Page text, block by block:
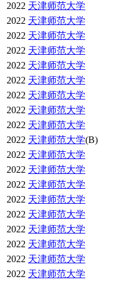
2022 天津师范大学
2022 天津师范大学
2022 天津师范大学
2022 天津师范大学
2022 天津师范大学
2022 天津师范大学
2022 天津师范大学
2022 天津师范大学
2022 天津师范大学
2022 天津师范大学(B)
2022 天津师范大学
2022 天津师范大学
2022 天津师范大学
2022 天津师范大学
2022 天津师范大学
2022 天津师范大学
2022 天津师范大学
2022 天津师范大学
2022 天津师范大学